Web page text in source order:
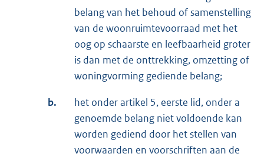
belang van het behoud of samenstelling
van de woonruimtevoorraad met het
oog op schaarste en leefbaarheid groter
is dan met de onttrekking, omzetting of
woningvorming gediende belang;
b.
het onder artikel 5, eerste lid, onder a
genoemde belang niet voldoende kan
worden gediend door het stellen van
voorwaarden en voorschriften aan de